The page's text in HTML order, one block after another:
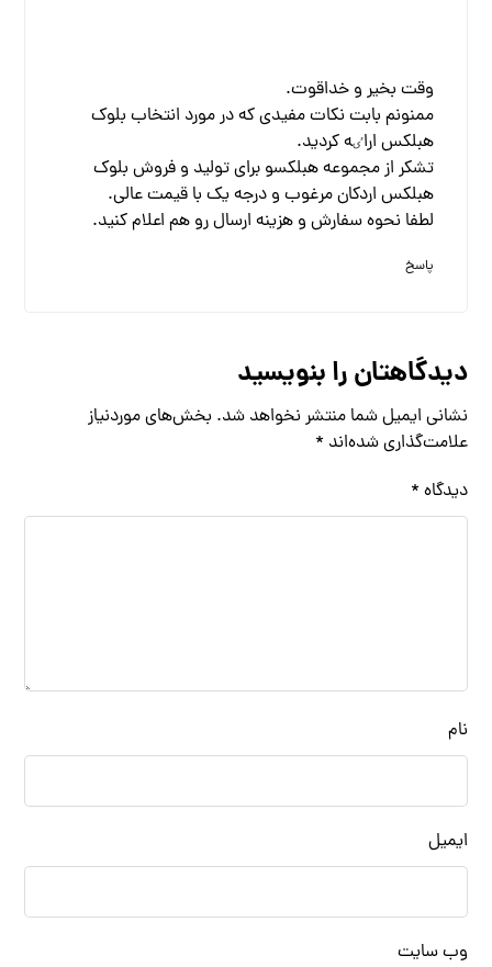
وقت بخیر و خداقوت.
ممنونم بابت نکات مفیدی که در مورد انتخاب بلوک
هبلکس اراٸه کردید.
تشکر از مجموعه هبلکسو برای تولید و فروش بلوک
هبلکس اردکان مرغوب و درجه یک با قیمت عالی.
لطفا نحوه سفارش و هزینه ارسال رو هم اعلام کنید.
پاسخ
دیدگاهتان را بنویسید
نشانی ایمیل شما منتشر نخواهد شد. بخش‌های موردنیاز
علامت‌گذاری شده‌اند *
دیدگاه *
نام
ایمیل
وب‌ سایت